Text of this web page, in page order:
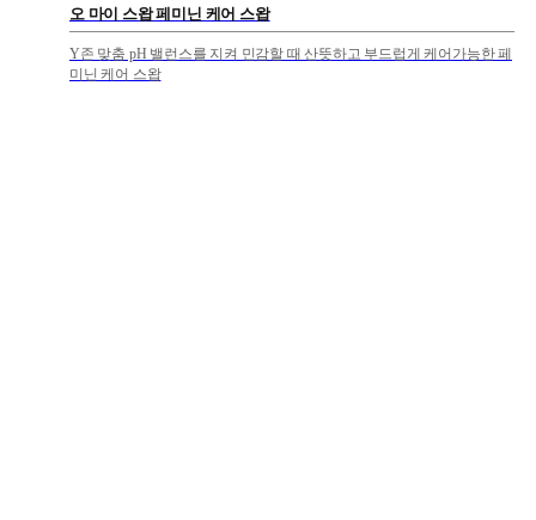
오 마이 스왑 페미닌 케어 스왑
Y존 맞춤 pH 밸런스를 지켜 민감할 때 산뜻하고 부드럽게 케어가능한 페
미닌 케어 스왑